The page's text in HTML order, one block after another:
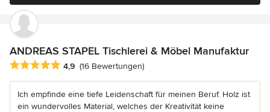
ANDREAS STAPEL Tischlerei & Möbel Manufaktur
Durchschnittliche Bewertung: 4.9 von 5 Sternen
4,9 (16 Bewertungen)
Ich empfinde eine tiefe Leidenschaft für meinen Beruf. Holz ist
ein wundervolles Material, welches der Kreativität keine